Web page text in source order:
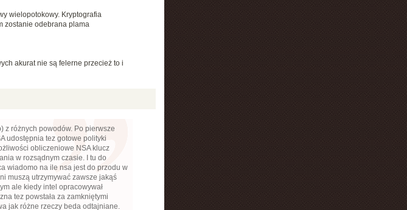
wielopotokowy. Kryptografia
zostanie odebrana plama
akurat nie są felerne przecież to i
z różnych powodów. Po pierwsze
udostępnia tez gotowe polityki
obliczeniowe NSA klucz
w rozsądnym czasie. I tu do
wiadomo na ile nsa jest do przodu w
muszą utrzymywać zawsze jakąś
ale kiedy intel opracowywał
tez powstała za zamkniętymi
jak różne rzeczy beda odtajniane.